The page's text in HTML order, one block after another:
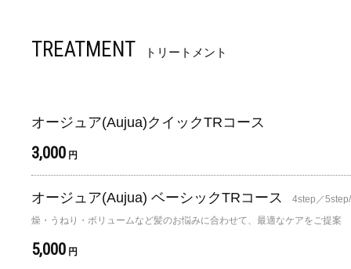
TREATMENT トリートメント
オージュア(Aujua)クイックTRコース
3,000 円
オージュア(Aujua) ベーシックTRコース
4step／
燥・うねり・ボリュームなど髪のお悩みに合わせて、最適なケアをご提案
5,000 円